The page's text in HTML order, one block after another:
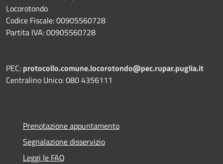
Locorotondo
Codice Fiscale: 00905560728
Partita IVA: 00905560728
PEC: protocollo.comune.locorotondo@pec.rupar.puglia.it
Centralino Unico: 080 4356111
Prenotazione appuntamento
Segnalazione disservizio
Leggi le FAQ